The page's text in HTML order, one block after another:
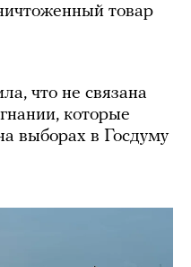
товар
что не связана
которые
выборах в Госдуму